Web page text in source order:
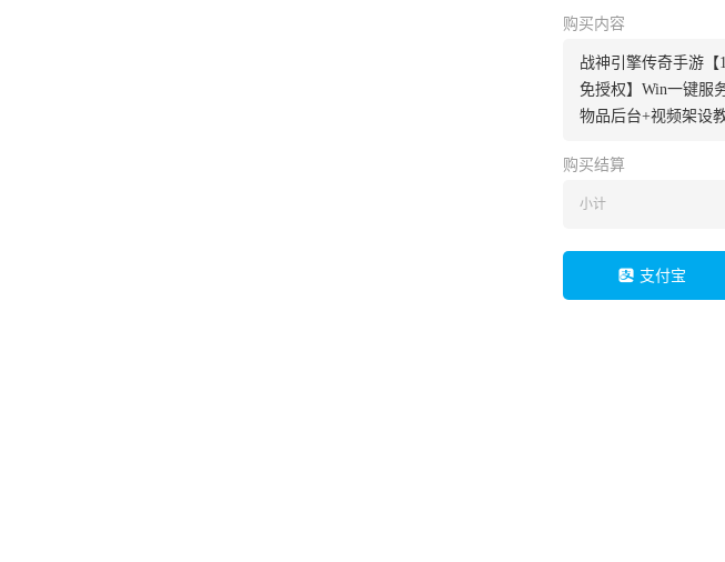
购买内容
战神引擎传奇手游【
免授权】Win一键服
物品后台+视频架设
购买结算
小计
支付宝